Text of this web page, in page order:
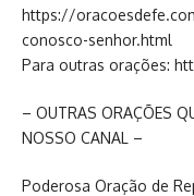
https://
conosco-senhor.html
Para outras orações:
– OUTRAS ORAÇÕES
NOSSO CANAL –
Poderosa Oração de